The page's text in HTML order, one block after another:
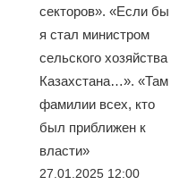
секторов». «Если бы
я стал министром
сельского хозяйства
Казахстана…». «Там
фамилии всех, кто
был приближен к
власти»
27.01.2025 12:00